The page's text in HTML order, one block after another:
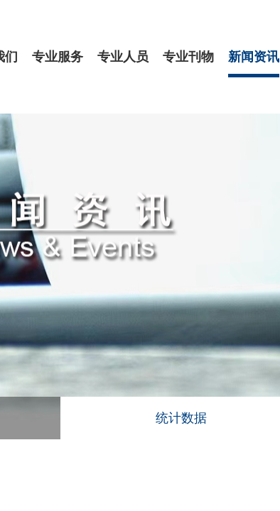
们 专业服务 专业人员 专业刊物 新闻资讯
统计数据